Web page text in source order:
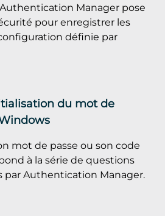
Manager pose
pour enregistrer les
définie par
du mot de
mot de passe ou son code
à la série de questions
par Authentication Manager.